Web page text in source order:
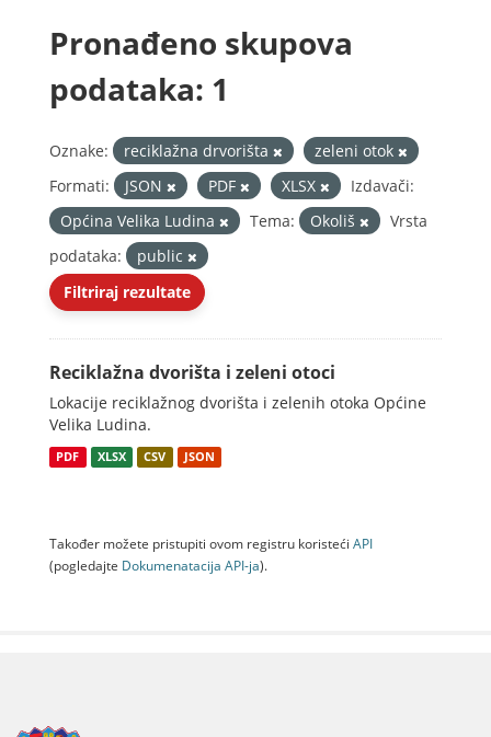
Pronađeno skupova
podataka: 1
Oznake: reciklažna drvorišta
zeleni otok
Formati:
JSON PDF XLSX
Izdavači:
Općina Velika Ludina
Tema: Okoliš
Vrsta
podataka:
public
Filtriraj rezultate
Reciklažna dvorišta i zeleni otoci
Lokacije reciklažnog dvorišta i zelenih otoka Općine
Velika Ludina.
PDF XLSX CSV JSON
Također možete pristupiti ovom registru koristeći API
(pogledajte Dokumenаtаcijа API-jа).